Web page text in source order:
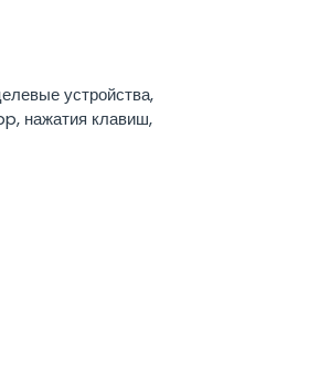
устройства,
нажатия клавиш,